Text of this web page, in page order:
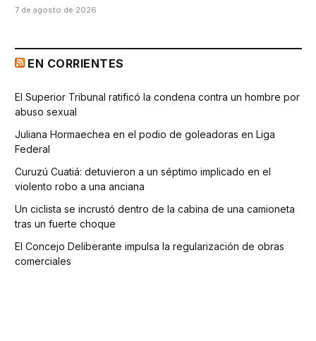
7 de agosto de 2026
EN CORRIENTES
El Superior Tribunal ratificó la condena contra un hombre por
abuso sexual
Juliana Hormaechea en el podio de goleadoras en Liga
Federal
Curuzú Cuatiá: detuvieron a un séptimo implicado en el
violento robo a una anciana
Un ciclista se incrustó dentro de la cabina de una camioneta
tras un fuerte choque
El Concejo Deliberante impulsa la regularización de obras
comerciales